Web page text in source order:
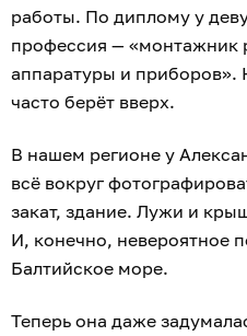
работы. По диплому у
профессия — «монтажник
аппаратуры и приборов».
часто берёт вверх.
В нашем регионе у
всё вокруг
закат, здание. Лужи и
И, конечно, невероятное
Балтийское море.
Теперь она даже